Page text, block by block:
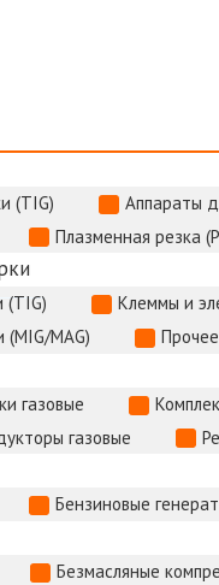
(TIG)
Аппараты
Плазменная резка
(TIG)
Клеммы и
(MIG/MAG)
газовые
газовые
Бензиновые
Безмасляные